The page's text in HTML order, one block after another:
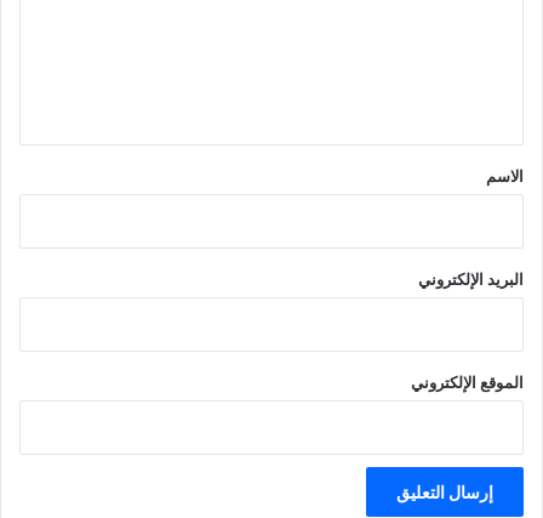
*
الاسم
البريد الإلكتروني
الموقع الإلكتروني